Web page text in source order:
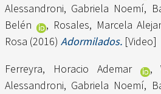
Alessandroni, Gabriela Noemí,
Belén
, Rosales, Marcela
Rosa (2016) Adormilados. [Video]
Ferreyra, Horacio Ademar
,
Alessandroni, Gabriela Noemí,